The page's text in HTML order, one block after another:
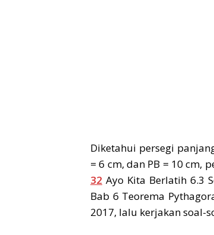
Diketahui persegi
= 6 cm, dan PB = 10 cm,
32 Ayo Kita Berlatih 6.3
Bab 6 Teorema
2017, lalu kerjakan soal-